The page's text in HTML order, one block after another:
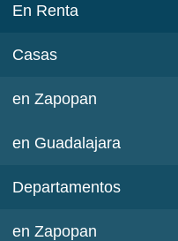
En Renta
Casas
en Zapopan
en Guadalajara
Departamentos
en Zapopan